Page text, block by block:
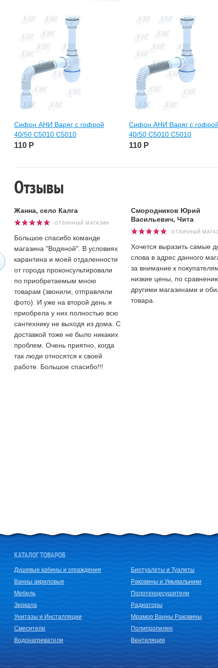
Сифон АНИ Варяг с гофрой
40/50 С5010 С5010
110 Р
Сифон АНИ Варяг с
40/50 С5010 С5010
110 Р
Отзывы
Жанна, село Калга
ОТЛИЧНЫЙ МАГАЗИН
Большое спасибо команде
магазина "Водяной". В условиях
карантина и моей отдаленности
от города проконсультировали
по приобретаемым мною
товарам (звонили, отправляли
фото). И уже на второй день я
приобрела у них полностью всю
сантехнику не выходя из дома. С
доставкой тоже не было никаких
проблем. Очень приятно, когда
так люди относятся к своей
работе. Большое спасибо!!!
Смородников Юрий
Васильевич, Чита
ОТЛИЧНЫЙ
Хочется выразить самые
слова в адрес данного
за внимание к
низкие цены, по
другими магазинами и
товара.
КАТАЛОГ ТОВАРОВ
Душевые кабины и ограждения
Ванны акриловые
Мебель
Зеркала
Унитазы и Инсталляции
Смесители
Водонагреватели
Биотуалеты и Туалеты
Раковины и Умывальники
Полотенцесушители
Радиаторы
Мрамор Ванны Раковины
Полипропилен
Вентиляция